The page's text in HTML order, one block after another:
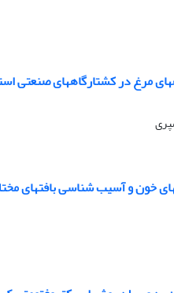
مرغ در کشتارگاههای صنعتی
خون و آسیب شناسی بافتهای